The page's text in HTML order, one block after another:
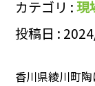
カテゴリ :現
投稿日 :
香川県綾川町